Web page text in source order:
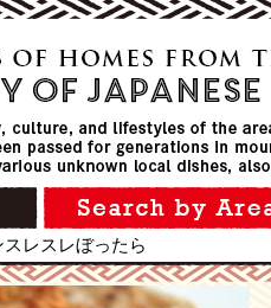
スレスレぼったら